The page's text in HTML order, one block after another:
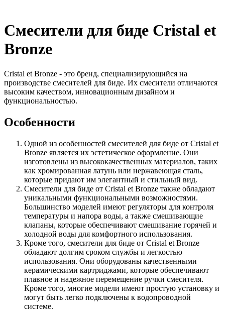
Смесители для биде Cristal et
Bronze
Cristal et Bronze - это бренд, специализирующийся на
производстве смесителей для биде. Их смесители отличаются
высоким качеством, инновационным дизайном и
функциональностью.
Особенности
Одной из особенностей смесителей для биде от Cristal et
Bronze является их эстетическое оформление. Они
изготовлены из высококачественных материалов, таких
как хромированная латунь или нержавеющая сталь,
которые придают им элегантный и стильный вид.
Смесители для биде от Cristal et Bronze также обладают
уникальными функциональными возможностями.
Большинство моделей имеют регуляторы для контроля
температуры и напора воды, а также смешивающие
клапаны, которые обеспечивают смешивание горячей и
холодной воды для комфортного использования.
Кроме того, смесители для биде от Cristal et Bronze
обладают долгим сроком службы и легкостью
использования. Они оборудованы качественными
керамическими картриджами, которые обеспечивают
плавное и надежное перемещение ручки смесителя.
Кроме того, многие модели имеют простую установку и
могут быть легко подключены к водопроводной
системе.